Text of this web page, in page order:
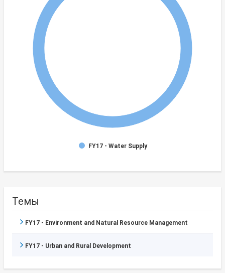
FY17 - Water Supply
Темы
FY17 - Environment and Natural Resource Management
FY17 - Urban and Rural Development